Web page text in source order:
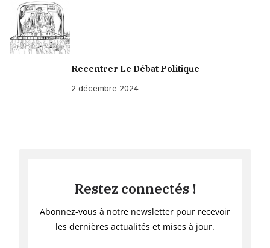
Recentrer Le Débat Politique
2 décembre 2024
Restez connectés !
Abonnez-vous à notre newsletter pour recevoir
les dernières actualités et mises à jour.